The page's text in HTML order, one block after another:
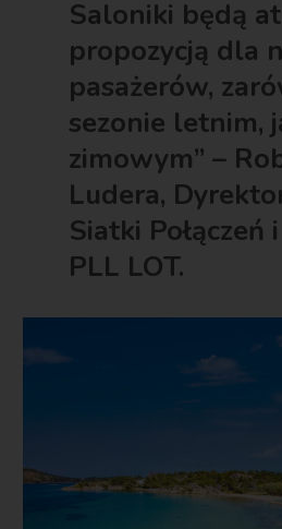
Saloniki będą
propozycją dla
pasażerów,
sezonie letnim,
zimowym” –
Ludera,
Siatki
PLL LOT.